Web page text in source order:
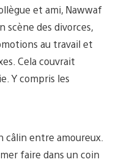
et ami, Nawwaf
scène des divorces,
au travail et
Cela couvrait
Y compris les
câlin entre amoureux.
faire dans un coin